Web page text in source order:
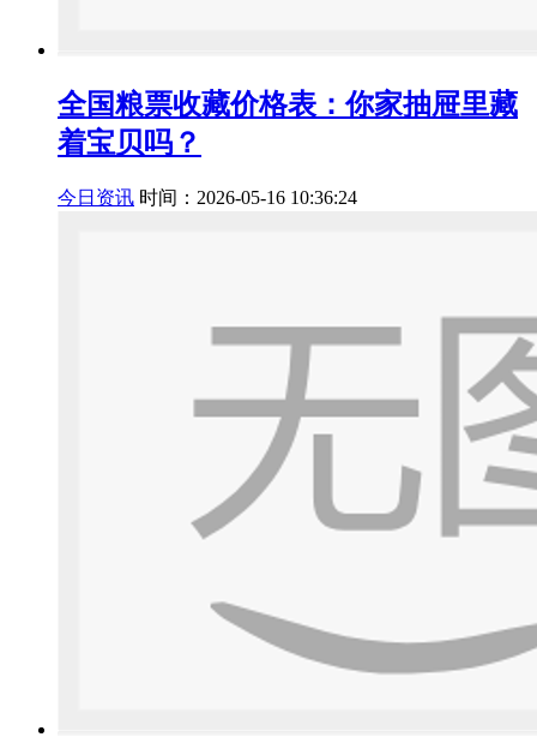
全国粮票收藏价格表：你家抽屉里藏
着宝贝吗？
今日资讯 时间：2026-05-16 10:36:24